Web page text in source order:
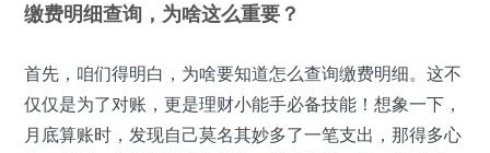
缴费明细查询，为啥这么重要？
首先，咱们得明白，为啥要知道怎么查询缴费明细。这不
仅仅是为了对账，更是理财小能手必备技能！想象一下，
月底算账时，发现自己莫名其妙多了一笔支出，那得多心